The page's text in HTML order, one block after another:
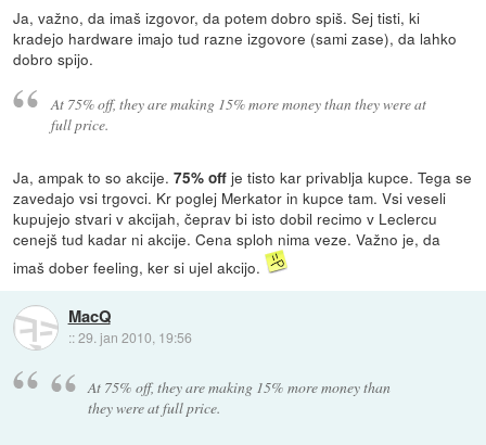
Ja, važno, da imaš izgovor, da potem dobro spiš. Sej tisti, ki
kradejo hardware imajo tud razne izgovore (sami zase), da lahko
dobro spijo.
At 75% off, they are making 15% more money than they were at
full price.
Ja, ampak to so akcije.75% off je tisto kar privablja kupce. Tega se
zavedajo vsi trgovci. Kr poglej Merkator in kupce tam. Vsi veseli
kupujejo stvari v akcijah, čeprav bi isto dobil recimo v Leclercu
cenejš tud kadar ni akcije. Cena sploh nima veze. Važno je, da
imaš dober feeling, ker si ujel akcijo.
MacQ
::29. jan 2010, 19:56
At 75% off, they are making 15% more money than
they were at full price.